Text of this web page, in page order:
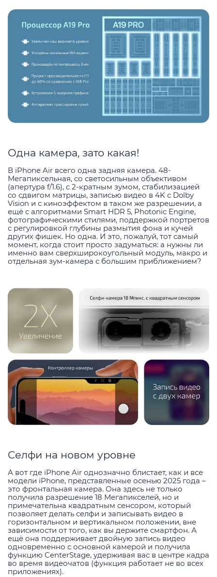
Одна камера, зато какая!
В iPhone Air всего одна задняя камера. 48-
Мегапиксельная, со светосильным объективом
(апертура f/1.6), с 2-кратным зумом, стабилизацией
со сдвигом матрицы, записью видео в 4K с Dolby
Vision и с киноэффектом в таком же разрешении, а
ещё с алгоритмами Smart HDR 5, Photonic Engine,
фотографическими стилями, поддержкой портретов
с регулировкой глубины размытия фона и кучей
других фишек. Но одна. И это, пожалуй, тот самый
момент, когда стоит просто задуматься: а нужны ли
именно вам сверхширокоугольный модуль, макро и
отдельная зум-камера с большим приближением?
Селфи на новом уровне
А вот где iPhone Air однозначно блистает, как и все
модели iPhone, представленные осенью 2025 года –
это фронтальная камера. Она здесь не только
получила разрешение 18 Мегапикселей, но и
примечательна квадратным сенсором, который
позволяет делать селфи и записывать видео в
горизонтальном и вертикальном положении, вне
зависимости от того, как вы держите смартфон. А
ещё она поддерживает двойную запись видео
одновременно с основной камерой и получила
функцию CenterStage, удерживая вас в центре кадра
во время видеочатов (функция работает не во всех
приложениях).